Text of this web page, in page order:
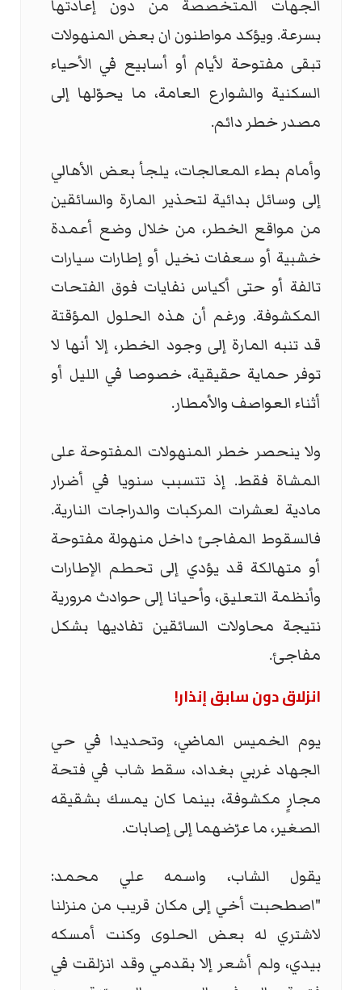
الجهات المتخصصة من دون إعادتها
بسرعة. ويؤكد مواطنون ان بعض المنهولات
تبقى مفتوحة لأيام أو أسابيع في الأحياء
السكنية والشوارع العامة، ما يحوّلها إلى
مصدر خطر دائم.
وأمام بطء المعالجات، يلجأ بعض الأهالي
إلى وسائل بدائية لتحذير المارة والسائقين
من مواقع الخطر، من خلال وضع أعمدة
خشبية أو سعفات نخيل أو إطارات سيارات
تالفة أو حتى أكياس نفايات فوق الفتحات
المكشوفة. ورغم أن هذه الحلول المؤقتة
قد تنبه المارة إلى وجود الخطر، إلا أنها لا
توفر حماية حقيقية، خصوصا في الليل أو
أثناء العواصف والأمطار.
ولا ينحصر خطر المنهولات المفتوحة على
المشاة فقط. إذ تتسبب سنويا في أضرار
مادية لعشرات المركبات والدراجات النارية.
فالسقوط المفاجئ داخل منهولة مفتوحة
أو متهالكة قد يؤدي إلى تحطم الإطارات
وأنظمة التعليق، وأحيانا إلى حوادث مرورية
نتيجة محاولات السائقين تفاديها بشكل
مفاجئ.
انزلاق دون سابق إنذار!
يوم الخميس الماضي، وتحديدا في حي
الجهاد غربي بغداد، سقط شاب في فتحة
مجارٍ مكشوفة، بينما كان يمسك بشقيقه
الصغير، ما عرّضهما إلى إصابات.
يقول الشاب، واسمه علي محمد:
"اصطحبت أخي إلى مكان قريب من منزلنا
لاشتري له بعض الحلوى وكنت أمسكه
بيدي، ولم أشعر إلا بقدمي وقد انزلقت في